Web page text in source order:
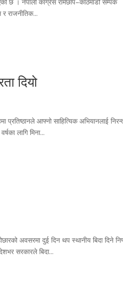
र राजनीतिक...
दियो
प्रतिष्ठानले आफ्नो साहित्यिक अभियानलाई
लागि मिना...
अवसरमा दुई दिन थप स्थानीय बिदा दिने
सरकारले बिदा...